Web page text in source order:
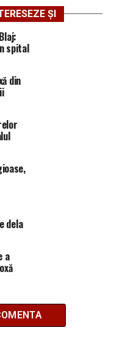
ȘI
spital
din
dela
a